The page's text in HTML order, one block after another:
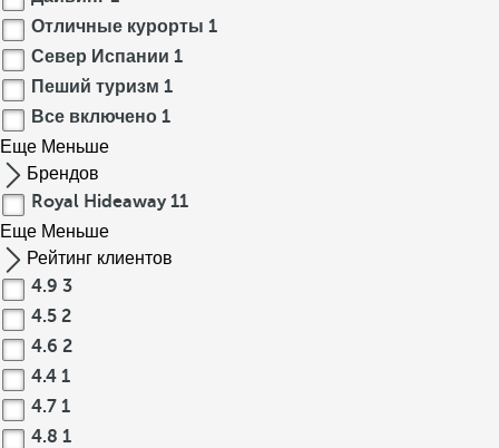
Отличные курорты 1
Север Испании 1
Пеший туризм 1
Все включено 1
Еще Меньше
Брендов
Royal Hideaway 11
Еще Меньше
Рейтинг клиентов
4.9 3
4.5 2
4.6 2
4.4 1
4.7 1
4.8 1